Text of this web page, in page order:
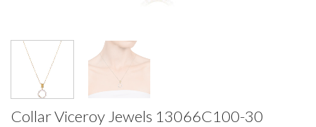
Collar Viceroy Jewels 13066C100-30